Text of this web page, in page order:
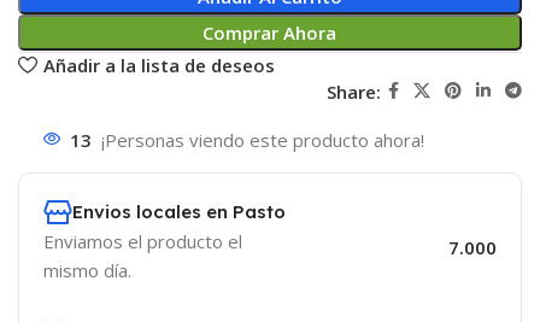
Comprar Ahora
Añadir a la lista de deseos
Share:
13 ¡Personas viendo este producto ahora!
Envios locales en Pasto
Enviamos el producto el
mismo día.
7.000